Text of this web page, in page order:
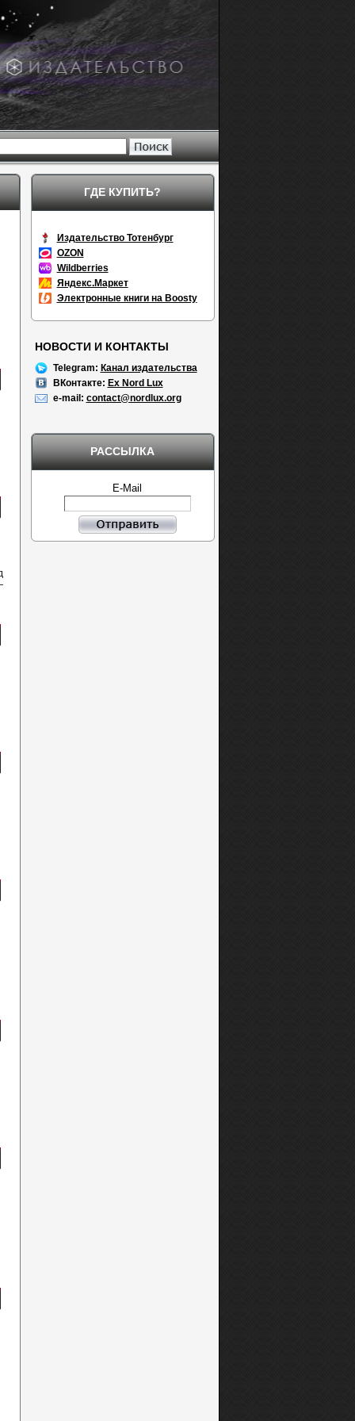
ГДЕ КУПИТЬ?
Издательство Тотенбург
OZON
Wildberries
Яндекс.Маркет
Электронные книги на Boosty
НОВОСТИ И КОНТАКТЫ
Telegram: Канал издательства
ВКонтакте: Ex Nord Lux
e-mail: contact@nordlux.org
РАССЫЛКА
E-Mail